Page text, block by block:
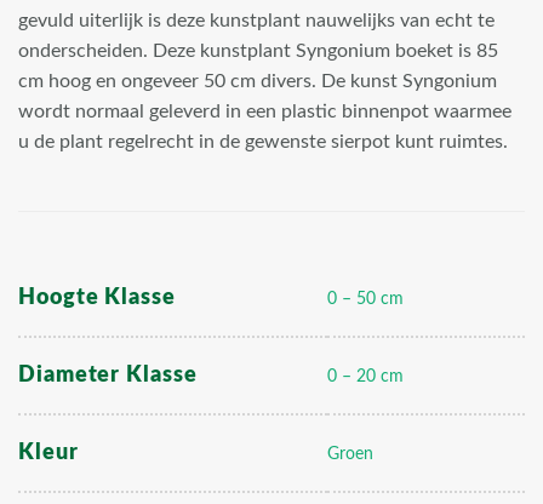
gevuld uiterlijk is deze kunstplant nauwelijks van echt te
onderscheiden. Deze kunstplant Syngonium boeket is 85
cm hoog en ongeveer 50 cm divers. De kunst Syngonium
wordt normaal geleverd in een plastic binnenpot waarmee
u de plant regelrecht in de gewenste sierpot kunt ruimtes.
Hoogte Klasse 0 – 50 cm
Diameter Klasse 0 – 20 cm
Kleur Groen